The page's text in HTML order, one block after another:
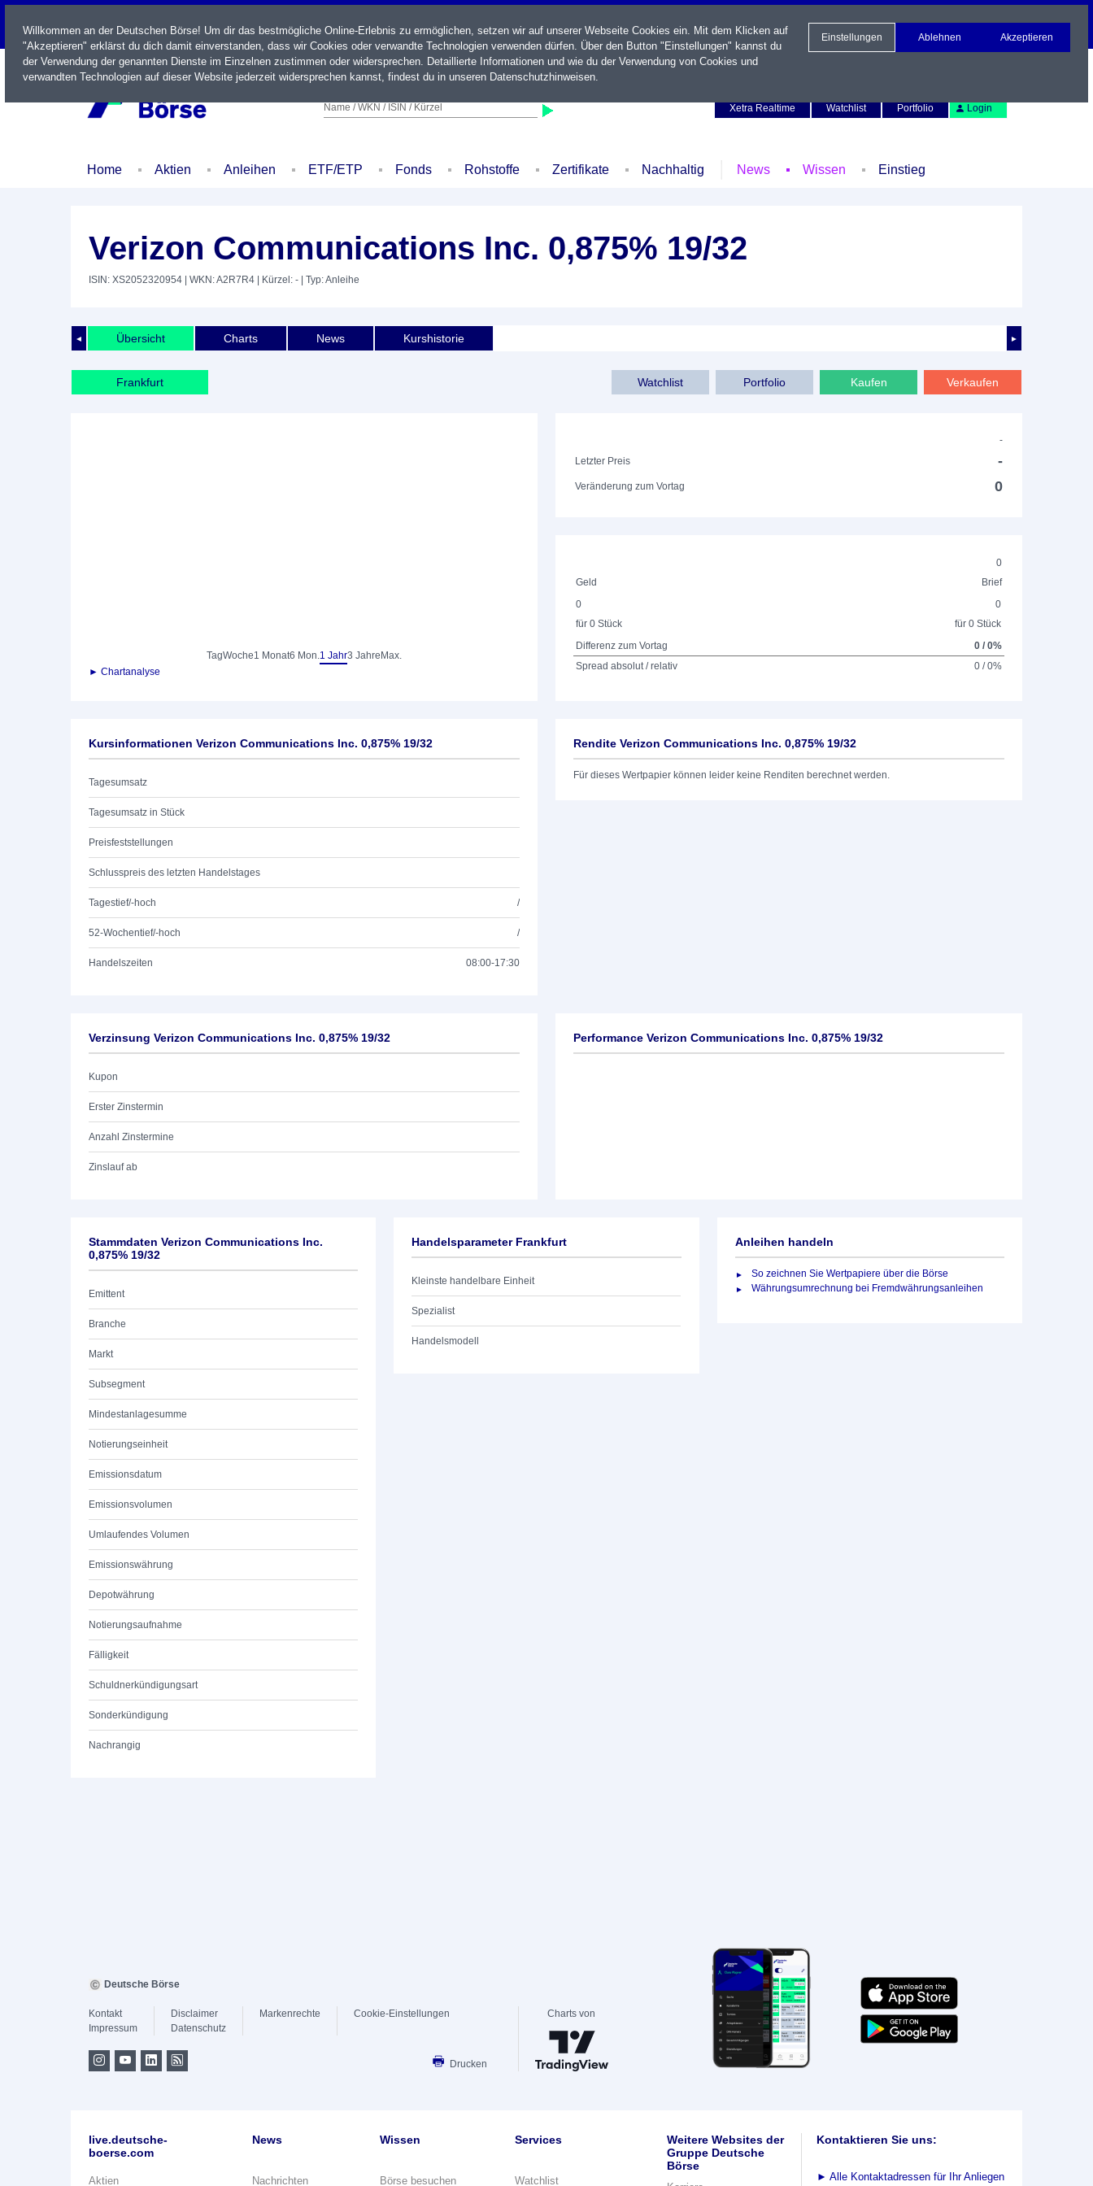
LIVE
Name / WKN / ISIN / Kürzel
Xetra Realtime
Watchlist Portfolio Login
Home Aktien Anleihen ETF/ETP Fonds Rohstoffe Zertifikate Nachhaltig News Wissen Einstieg
Verizon Communications Inc. 0,875% 19/32
ISIN: XS2052320954 | WKN: A2R7R4 | Kürzel: - | Typ: Anleihe
◄ ►
Übersicht Charts News Kurshistorie
Frankfurt Verkaufen
Kaufen
Portfolio
Watchlist
TagWoche1 Monat6 Mon.1 Jahr3 Jahre Max.
► Chartanalyse
-
Letzter Preis
-
Veränderung zum Vortag 0
0
Geld
Brief
0
für 0 Stück
0
für 0 Stück
Differenz zum Vortag
0 / 0%
Spread absolut / relativ
0 / 0%
Kursinformationen Verizon Communications Inc. 0,875% 19/32
Tagesumsatz
Tagesumsatz in Stück
Preisfeststellungen
Schlusspreis des letzten Handelstages
Tagestief/-hoch /
52-Wochentief/-hoch /
Handelszeiten 08:00-17:30
Rendite Verizon Communications Inc. 0,875% 19/32
Für dieses Wertpapier können leider keine Renditen berechnet werden.
Verzinsung Verizon Communications Inc. 0,875% 19/32
Kupon
Erster Zinstermin
Anzahl Zinstermine
Zinslauf ab
Performance Verizon Communications Inc. 0,875% 19/32
Stammdaten Verizon Communications Inc.
0,875% 19/32
Emittent
Branche
Markt
Subsegment
Mindestanlagesumme
Notierungseinheit
Emissionsdatum
Emissionsvolumen
Umlaufendes Volumen
Emissionswährung
Depotwährung
Notierungsaufnahme
Fälligkeit
Schuldnerkündigungsart
Sonderkündigung
Nachrangig
Handelsparameter Frankfurt
Kleinste handelbare Einheit
Spezialist
Handelsmodell
Anleihen handeln
So zeichnen Sie Wertpapiere über die Börse
Währungsumrechnung bei Fremdwährungsanleihen
Willkommen an der Deutschen Börse! Um dir das bestmögliche Online-Erlebnis zu ermöglichen, setzen wir auf unserer Webseite Cookies ein. Mit dem Klicken auf
"Akzeptieren" erklärst du dich damit einverstanden, dass wir Cookies oder verwandte Technologien verwenden dürfen. Über den Button "Einstellungen" kannst du
der Verwendung der genannten Dienste im Einzelnen zustimmen oder widersprechen. Detaillierte Informationen und wie du der Verwendung von Cookies und
verwandten Technologien auf dieser Website jederzeit widersprechen kannst, findest du in unseren Datenschutzhinweisen.
Einstellungen Ablehnen Akzeptieren
Deutsche Börse
Kontakt
Impressum
Disclaimer
Datenschutz
Markenrechte Cookie-Einstellungen
Drucken
Charts von
live.deutsche-
boerse.com
Aktien
News
Nachrichten
Wissen
Börse besuchen
Services
Watchlist
Weitere Websites der
Gruppe Deutsche
Börse
Kontaktieren Sie uns:
► Alle Kontaktadressen für Ihr Anliegen